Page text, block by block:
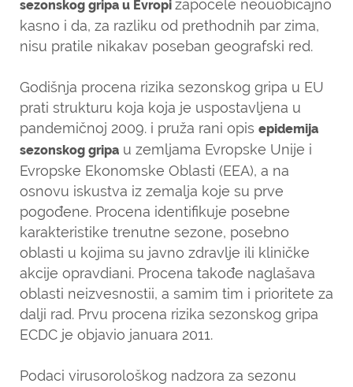
sezonskog gripa u Evropi započele neouobičajno
kasno i da, za razliku od prethodnih par zima,
nisu pratile nikakav poseban geografski red.
Godišnja procena rizika sezonskog gripa u EU
prati strukturu koja koja je uspostavljena u
pandemičnoj 2009. i pruža rani opis epidemija
sezonskog gripa u zemljama Evropske Unije i
Evropske Ekonomske Oblasti (EEA), a na
osnovu iskustva iz zemalja koje su prve
pogođene. Procena identifikuje posebne
karakteristike trenutne sezone, posebno
oblasti u kojima su javno zdravlje ili kliničke
akcije opravdiani. Procena takođe naglašava
oblasti neizvesnostii, a samim tim i prioritete za
dalji rad. Prvu procena rizika sezonskog gripa
ECDC je objavio januara 2011.
Podaci virusorološkog nadzora za sezonu